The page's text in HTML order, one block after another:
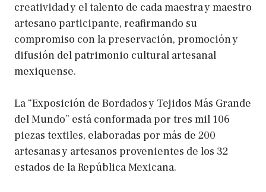
creatividad y el talento de cada maestra y maestro
artesano participante, reafirmando su
compromiso con la preservación, promoción y
difusión del patrimonio cultural artesanal
mexiquense.
La “Exposición de Bordados y Tejidos Más Grande
del Mundo” está conformada por tres mil 106
piezas textiles, elaboradas por más de 200
artesanas y artesanos provenientes de los 32
estados de la República Mexicana.